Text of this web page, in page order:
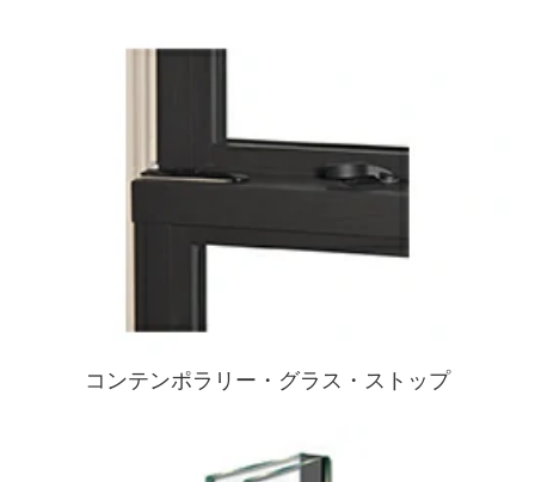
コンテンポラリー・グラス・ストップ